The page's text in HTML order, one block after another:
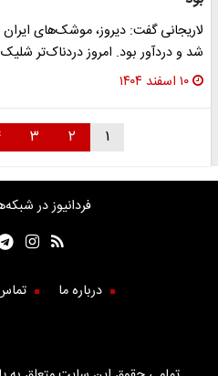
لاریجانی گفت: دیروز، موشک‌های
شد و دردآور بود. امروز دردناک‌تر
۱۰ اسفند ۱۴۰۴
۱ ۲ ۳
فردانیوز در
درباره ما